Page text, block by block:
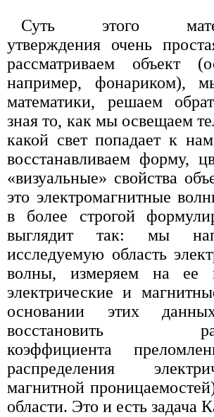
Суть этого
утверждения очень
рассматриваем объект
например, фонариком),
математики, решаем
зная то, как мы освещаем
какой свет попадает к
восстанавливаем форму,
«визуальные» свойства
это электромагнитные
в более строгой
выглядит так: мы
исследуемую область
волны, измеряем на ее
электрические и
основании этих
восстановить
коэффициента
распределения
магнитной
области. Это и есть задача